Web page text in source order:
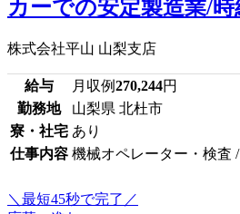
カーでの安定製造業/時
株式会社平山 山梨支店
給与 月収例270,244円
勤務地
山梨県 北杜市
寮・社宅 あり
仕事内容 機械オペレーター・検査
＼最短45秒で完了／